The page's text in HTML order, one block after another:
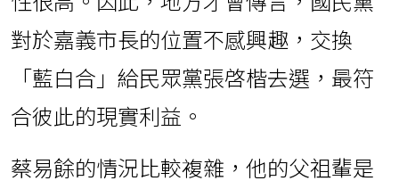
對於嘉義市長的位置不感興趣，交換
「藍白合」給民眾黨張啓楷去選，最符
合彼此的現實利益。
蔡易餘的情況比較複雜，他的父祖輩是